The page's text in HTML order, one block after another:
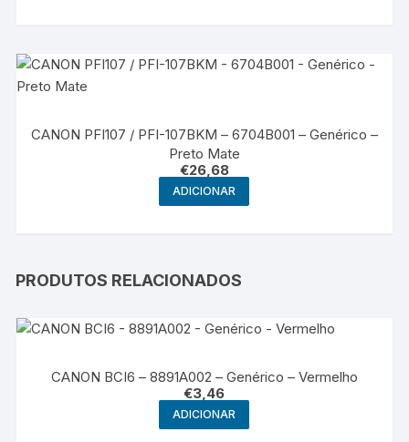
CANON PFI107 / PFI-107BKM – 6704B001 – Genérico –
Preto Mate
€26,68
ADICIONAR
PRODUTOS RELACIONADOS
CANON BCI6 – 8891A002 – Genérico – Vermelho
€3,46
ADICIONAR